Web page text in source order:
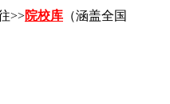
>>院校库 （涵盖全国